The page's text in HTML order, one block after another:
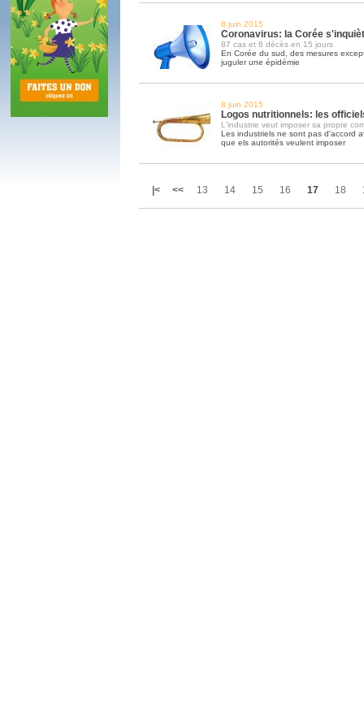
8 juin 2015
Coronavirus: la Corée
87 cas et 6 décès en 15 jours
En Corée du sud, des mesures
juguler une épidémie
8 juin 2015
Logos nutritionnels: les
L'industrie veut imposer sa propre
Les industriels ne sont pas d'accord
que els autorités veulent imposer
|< << 13 14 15 16 17 18